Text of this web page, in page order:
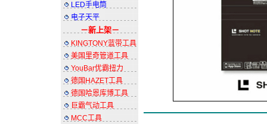
LED手电筒
电子天平
－新上架－
KINGTONY蓝带工具
美国里奇管道工具
YouBar优霸扭力
德国HAZET工具
德国哈恩库博工具
巨霸气动工具
MCC工具